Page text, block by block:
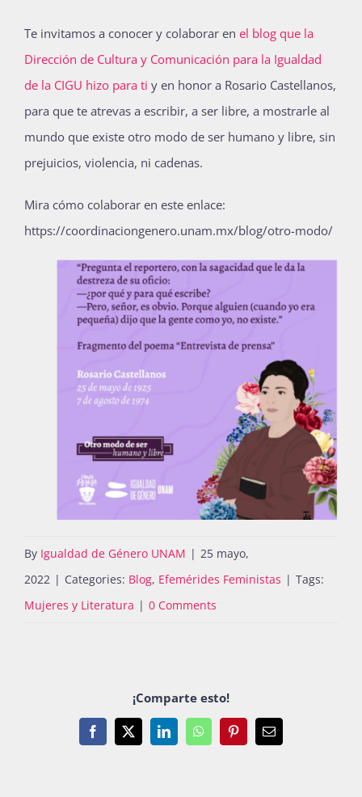
Te invitamos a conocer y colaborar en el blog que la
Dirección de Cultura y Comunicación para la Igualdad
de la CIGU hizo para ti y en honor a Rosario Castellanos,
para que te atrevas a escribir, a ser libre, a mostrarle al
mundo que existe otro modo de ser humano y libre, sin
prejuicios, violencia, ni cadenas.
Mira cómo colaborar en este enlace:
https://coordinaciongenero.unam.mx/blog/otro-modo/
By Igualdad de Género UNAM | 25 mayo,
2022 | Categories: Blog, Efemérides Feministas | Tags:
Mujeres y Literatura | 0 Comments
¡Comparte esto!
Facebook
X LinkedInWhatsAppPinterestEmail